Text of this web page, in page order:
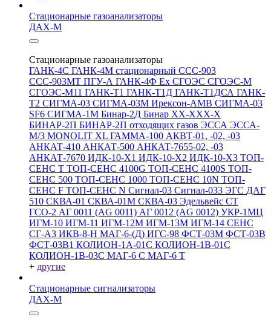
Стационарные газоанализаторы
ДАХ-М
Стационарные газоанализаторы
ГАНК-4С ГАНК-4М стационарный ССС-903
ССС-903МТ ПГУ-А ГАНК-4Ф Ex СГОЭС СГОЭС-М
СГОЭС-М11 ГАНК-Т1 ГАНК-Т1Д ГАНК-Т1ДСА ГАНК-
Т2 СИГМА-03 СИГМА-03М Ирексон-АМВ СИГМА-03
SF6 СИГМА-1М Бинар-2Д Бинар ХХ-ХХХ-Х
БИНАР-2П БИНАР-2П отходящих газов ЭССА ЭССА-
М/3 MONOLIT XL ГАММА-100 АКВТ-01, -02, -03
АНКАТ-410 АНКАТ-500 АНКАТ-7655-02, -03
АНКАТ-7670 ИДК-10-Х1 ИДК-10-Х2 ИДК-10-Х3 ТОП-
СЕНС Т ТОП-СЕНС 4100G ТОП-СЕНС 4100S ТОП-
СЕНС 500 ТОП-СЕНС 1000 ТОП-СЕНС 10N ТОП-
СЕНС F ТОП-СЕНС N Сигнал-03 Сигнал-033 ЭГС ДАГ
510 СКВА-01 СКВА-01М СКВА-03 Эдельвейс СТ
ГСО-2 АГ 0011 (AG 0011) АГ 0012 (AG 0012) УКР-1МЦ
ИГМ-10 ИГМ-11 ИГМ-12М ИГМ-13М ИГМ-14 СЕНС
СГ-А3 ИКВ-8-Н МАГ-6-(Д) ИГС-98 ФСТ-03М ФСТ-03В
ФСТ-03В1 КОЛИОН-1А-01С КОЛИОН-1В-01С
КОЛИОН-1В-03С МАГ-6 С МАГ-6 Т
+ другие
Стационарные сигнализаторы
ДАХ-М